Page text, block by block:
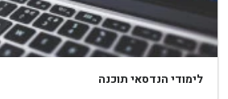
לימודי הנדסאי תוכנה